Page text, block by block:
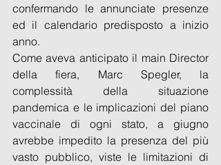
confermando le annunciate presenze
ed il calendario predisposto a inizio
anno.
Come aveva anticipato il main Director
della fiera, Marc Spegler, la
complessità della situazione
pandemica e le implicazioni del piano
vaccinale di ogni stato, a giugno
avrebbe impedito la presenza del più
vasto pubblico, viste le limitazioni di